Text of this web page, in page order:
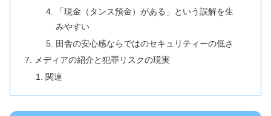
「現金（タンス預金）がある」という誤解を生
みやすい
田舎の安心感ならではのセキュリティーの低さ
メディアの紹介と犯罪リスクの現実
関連